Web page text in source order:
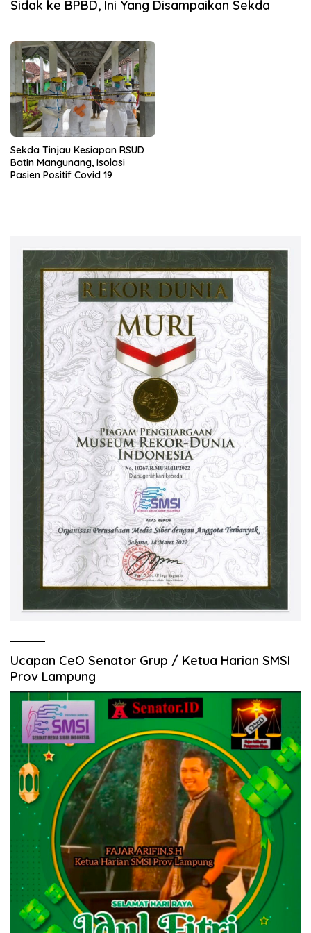
Sidak ke BPBD, Ini Yang Disampaikan Sekda
Sekda Tinjau Kesiapan RSUD
Batin Mangunang, Isolasi
Pasien Positif Covid 19
Ucapan CeO Senator Grup / Ketua Harian SMSI
Prov Lampung